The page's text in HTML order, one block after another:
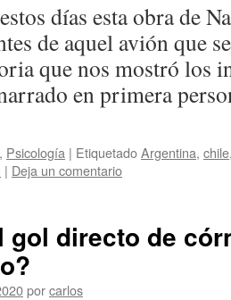
días esta obra de
de aquel avión que
que nos mostró los
en primera
, Psicología | EtiquetadoArgentina, chile
| Deja un comentario
gol directo de
porcarlos